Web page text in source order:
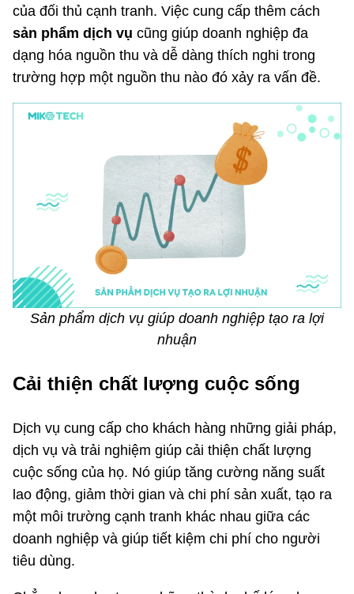
của đối thủ cạnh tranh. Việc cung cấp thêm cách
sản phẩm dịch vụ cũng giúp doanh nghiệp đa
dạng hóa nguồn thu và dễ dàng thích nghi trong
trường hợp một nguồn thu nào đó xảy ra vấn đề.
Sản phẩm dịch vụ giúp doanh nghiệp tạo ra lợi
nhuận
Cải thiện chất lượng cuộc sống
Dịch vụ cung cấp cho khách hàng những giải pháp,
dịch vụ và trải nghiệm giúp cải thiện chất lượng
cuộc sống của họ. Nó giúp tăng cường năng suất
lao động, giảm thời gian và chi phí sản xuất, tạo ra
một môi trường cạnh tranh khác nhau giữa các
doanh nghiệp và giúp tiết kiệm chi phí cho người
tiêu dùng.